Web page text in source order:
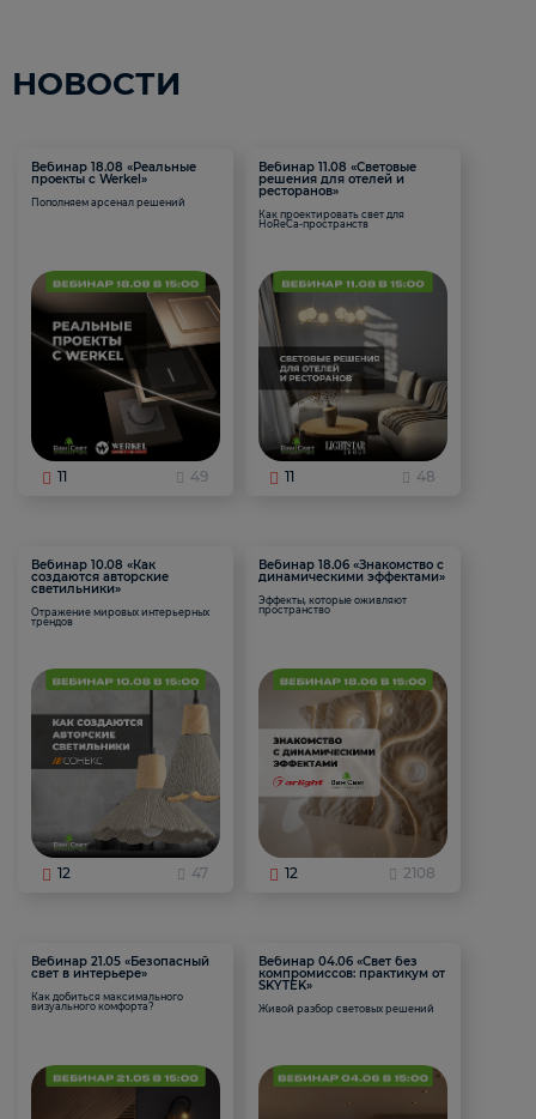
НОВОСТИ
Вебинар 18.08 «Реальные
проекты с Werkel»
Пополняем арсенал решений
11 49
Вебинар 11.08 «Световые
решения для отелей и
ресторанов»
Как проектировать свет для
HoReCa-пространств
11 48
Вебинар 10.08 «Как
создаются авторские
светильники»
Отражение мировых интерьерных
трендов
12 47
Вебинар 18.06 «Знакомство с
динамическими эффектами»
Эффекты, которые оживляют
пространство
12 2108
Вебинар 21.05 «Безопасный
свет в интерьере»
Как добиться максимального
визуального комфорта?
Вебинар 04.06 «Свет без
компромиссов: практикум от
SKYTEK»
Живой разбор световых решений